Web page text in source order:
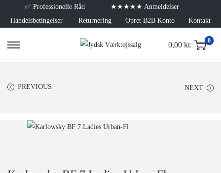
✅ Professionelle Råd
★★★★★ Anmeldelser
Handelsbetingelser
Returnering Opret B2B Konto Kontakt
0,00 kr. 0
PREVIOUS NEXT